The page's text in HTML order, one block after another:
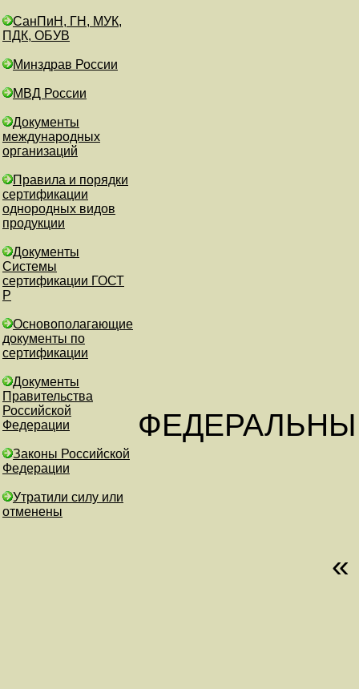
СанПиН, ГН, МУК,
ПДК, ОБУВ
Минздрав России
МВД России
Документы
международных
организаций
Правила и порядки
сертификации
однородных видов
продукции
Документы
Системы
сертификации ГОСТ
Р
Основополагающие
документы по
сертификации
Документы
Правительства
Российской
Федерации
Законы Российской
Федерации
Утратили силу или
отменены
« О